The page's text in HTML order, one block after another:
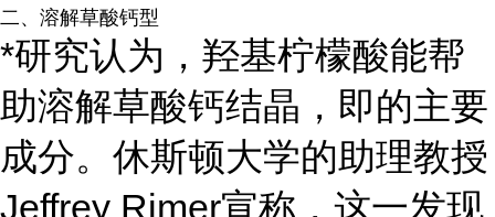
二、溶解草酸钙型
*研究认为，羟基柠檬酸能帮
助溶解草酸钙结晶，即的主要
成分。休斯顿大学的助理教授
Jeffrey Rimer宣称，这一发现